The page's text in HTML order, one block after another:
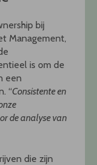
bij
Management,
is om de
een
“Consistente en
de analyse van
die zijn